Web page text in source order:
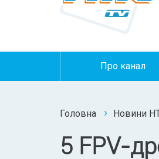
Про канал
Головна Новини
5 FPV-